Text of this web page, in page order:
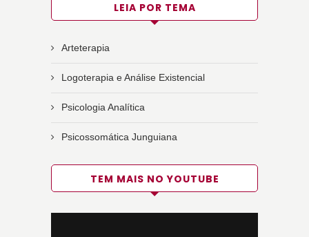
LEIA POR TEMA
Arteterapia
Logoterapia e Análise Existencial
Psicologia Analítica
Psicossomática Junguiana
TEM MAIS NO YOUTUBE